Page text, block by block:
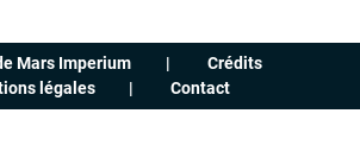
Mars Imperium
Crédits
légales
Contact